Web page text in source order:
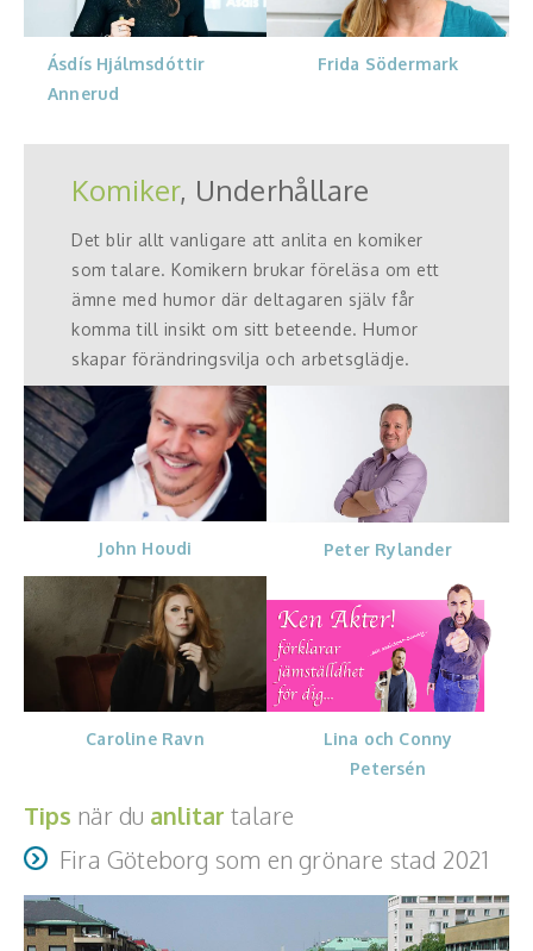
Ásdís Hjálmsdóttir
Annerud
Frida Södermark
Komiker, Underhållare
Det blir allt vanligare att anlita en komiker
som talare. Komikern brukar föreläsa om ett
ämne med humor där deltagaren själv får
komma till insikt om sitt beteende. Humor
skapar förändringsvilja och arbetsglädje.
John Houdi Peter Rylander
Caroline Ravn
Lina och Conny
Petersén
Tips när du anlitar talare
Fira Göteborg som en grönare stad 2021